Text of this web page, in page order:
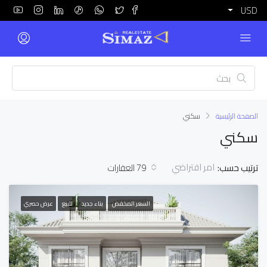
USD
الصفحة الرئيسية سكني
سكني
79 العقارات ترتيب حسب: امر افتراضي
السعر المخفض بناء جديد للبيع عرض حصري